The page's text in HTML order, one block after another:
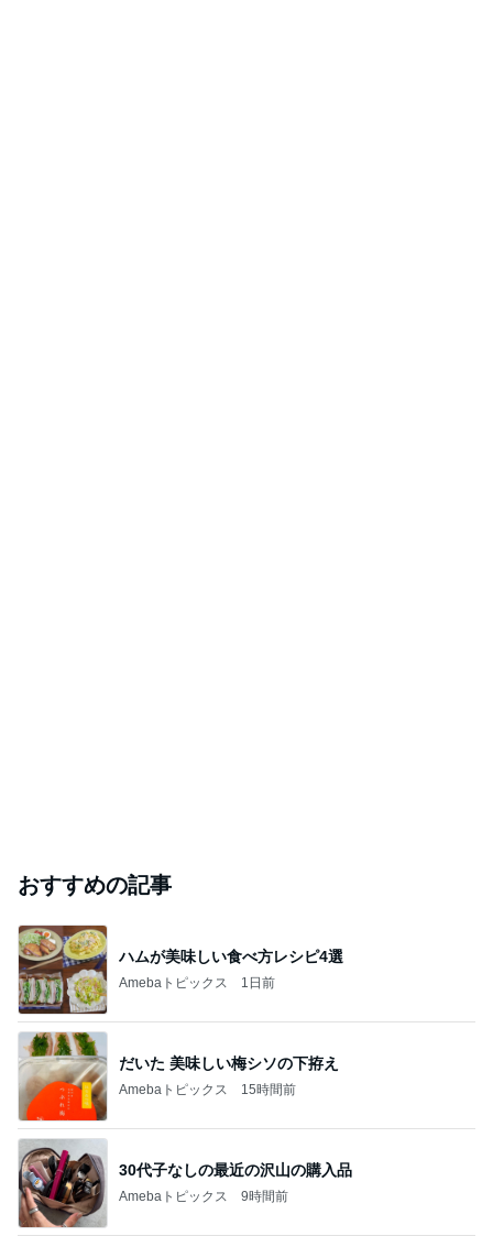
おすすめの記事
ハムが美味しい食べ方レシピ4選
Amebaトピックス 1日前
だいた 美味しい梅シソの下拵え
Amebaトピックス 15時間前
30代子なしの最近の沢山の購入品
Amebaトピックス 9時間前